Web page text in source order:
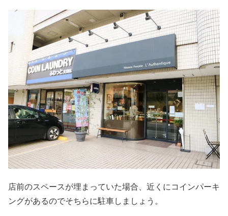
店前のスペースが埋まっていた場合、近くにコインパーキ
ングがあるのでそちらに駐車しましょう。